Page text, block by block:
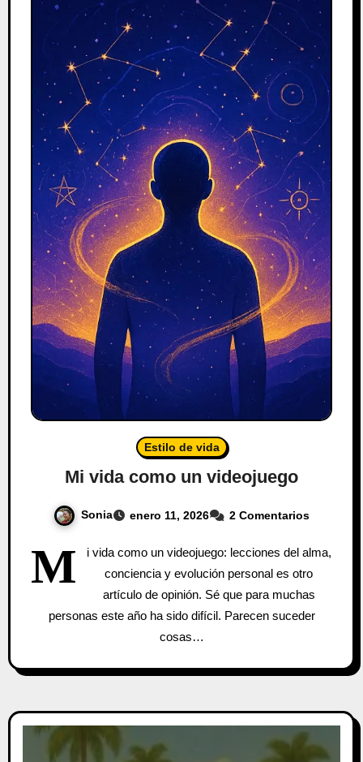
Estilo de vida
Mi vida como un videojuego
Sonia enero 11, 2026 2 Comentarios
M
i vida como un videojuego: lecciones del alma,
conciencia y evolución personal es otro
artículo de opinión. Sé que para muchas
personas este año ha sido difícil. Parecen suceder
cosas…